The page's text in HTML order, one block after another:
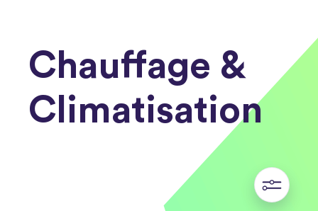
Chauffage &
Climatisation